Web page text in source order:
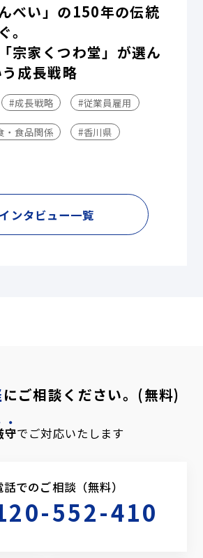
べい」の150年の伝統
。
宗家くつわ堂」が選ん
成長戦略
#成長戦略 #従業員雇用
・食品関係 #香川県
インタビュー一覧
にご相談ください。(無料)
守でご対応いたします
話でのご相談（無料）
552-410